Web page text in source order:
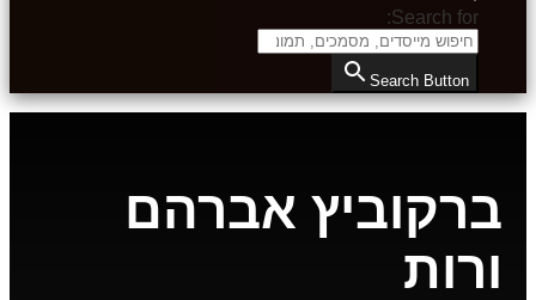
Search for:
Search Button
ברקוביץ אברהם
ורות